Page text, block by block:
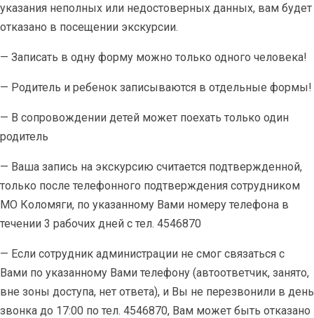
указания неполных или недостоверных данных, вам будет
отказано в посещении экскурсии.
— Записать в одну форму можно только одного человека!
— Родитель и ребенок записываются в отдельные формы!
— В сопровождении детей может поехать только один
родитель
— Ваша запись на экскурсию считается подтвержденной,
только после телефонного подтверждения сотрудником
МО Коломяги, по указанному Вами номеру телефона в
течении 3 рабочих дней с тел. 4546870
— Если сотрудник администрации не смог связаться с
Вами по указанному Вами телефону (автоответчик, занято,
вне зоны доступа, нет ответа), и Вы не перезвонили в день
звонка до 17:00 по тел. 4546870, Вам может быть отказано